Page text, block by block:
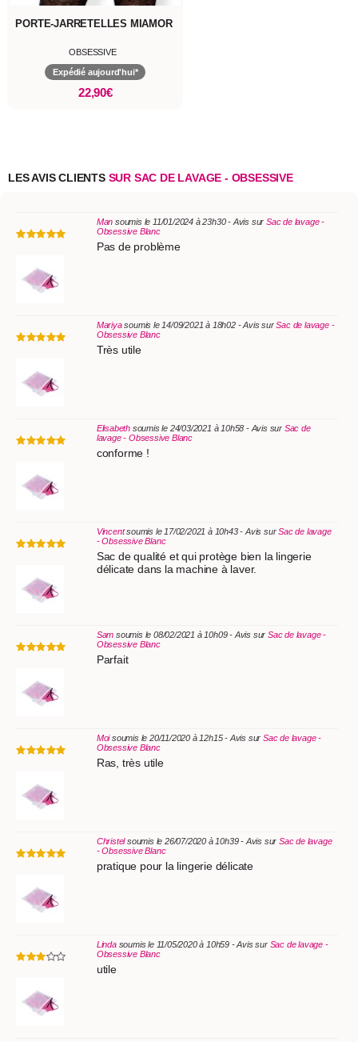
PORTE-JARRETELLES MIAMOR
OBSESSIVE
Expédié aujourd'hui*
22,90€
LES AVIS CLIENTSSUR SAC DE LAVAGE - OBSESSIVE
Man soumis le 11/01/2024 à 23h30 - Avis sur Sac de lavage -
Obsessive Blanc
Pas de problème
Mariyasoumis le 14/09/2021 à 18h02 - Avis surSac de lavage -
Obsessive Blanc
Très utile
Elisabethsoumis le 24/03/2021 à 10h58 - Avis sur Sac de
lavage - Obsessive Blanc
conforme !
Vincentsoumis le 17/02/2021 à 10h43 - Avis surSac de lavage
- Obsessive Blanc
Sac de qualité et qui protège bien la lingerie
délicate dans la machine à laver.
Sam soumis le 08/02/2021 à 10h09 - Avis sur Sac de lavage -
Obsessive Blanc
Parfait
Moisoumis le 20/11/2020 à 12h15 - Avis sur Sac de lavage -
Obsessive Blanc
Ras, très utile
Christelsoumis le 26/07/2020 à 10h39 - Avis sur Sac de lavage
- Obsessive Blanc
pratique pour la lingerie délicate
Lindasoumis le 11/05/2020 à 10h59 - Avis sur Sac de lavage -
Obsessive Blanc
utile